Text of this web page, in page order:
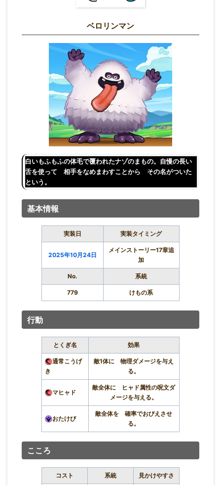
ベロリンマン
白いもふもふの体毛で覆われたナゾのまもの。自慢の長い
舌を使って 相手をなめまわすことから その名がついた
という。
基本情報
実装日 実装タイミング
2025年10月24日
メインストーリー17章追
加
No. 系統
779 けもの系
行動
とくぎ名 効果
通常こうげ
き
敵1体に 物理ダメージを与え
る。
マヒャド
敵全体に ヒャド属性の呪文ダ
メージを与える。
おたけび
敵全体を 確率でおびえさせ
る。
こころ
コスト 系統 見かけやすさ